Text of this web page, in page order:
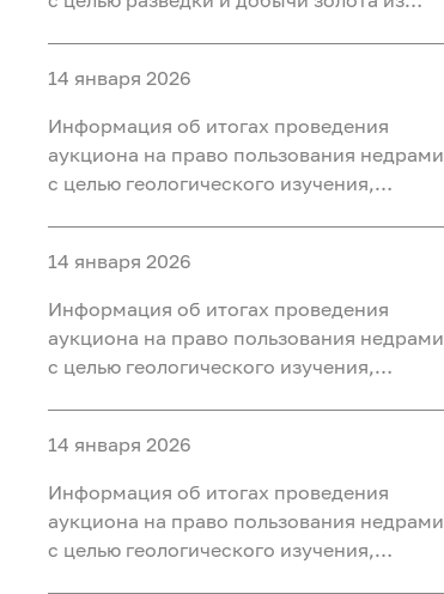
недр «Мостовка р.» в Свердловской
области
14 января 2026
Информация об итогах проведения
аукциона на право пользования недрами
с целью геологического изучения,
«Юильский 5», расположенного на
территории Белоярского района Ханты-
Мансийского автономного округа - Югры
14 января 2026
Информация об итогах проведения
аукциона на право пользования недрами
с целью геологического изучения,
участке недр «Радомский»,
расположенного на территории
Октябрьского района Ханты-
Мансийского автономного округа - Югры
14 января 2026
Информация об итогах проведения
аукциона на право пользования недрами
с целью геологического изучения,